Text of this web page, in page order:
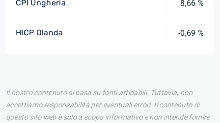
CPI Ungheria 8,66 %
HICP Olanda -0,69 %
Il nostro contenuto si basa su fonti affidabili. Tuttavia, non
accettiamo responsabilità per eventuali errori. Il contenuto di
questo sito web è solo a scopo informativo e non intende fornire